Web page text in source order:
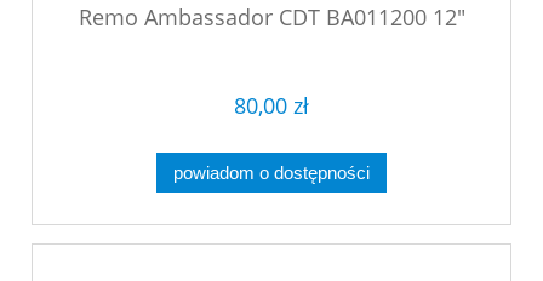
Remo Ambassador CDT BA011200 12"
80,00 zł
powiadom o dostępności